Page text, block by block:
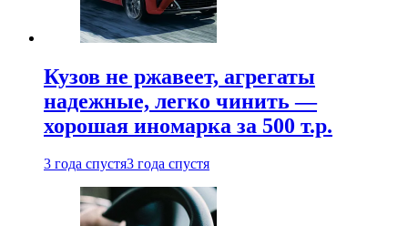
Кузов не ржавеет, агрегаты
надежные, легко чинить —
хорошая иномарка за 500 т.р.
3 года спустя3 года спустя